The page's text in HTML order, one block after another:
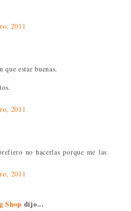
2011
que estar buenas.
2011
no hacerlas porque me las
2011
Shop dijo...